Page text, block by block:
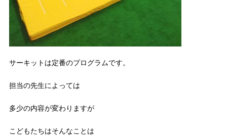
サーキットは定番のプログラムです。
担当の先生によっては
多少の内容が変わりますが
こどもたちはそんなことは